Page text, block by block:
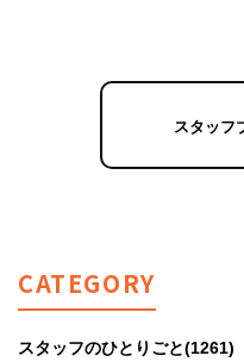
スタッフ
CATEGORY
スタッフのひとりごと(1261)